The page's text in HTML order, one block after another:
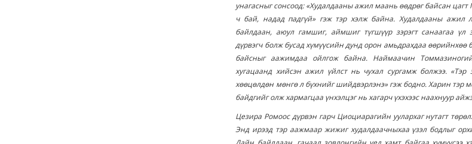
унагасныг сонсоод: «Худалдааны ажил маань өөдрөг байсан
ч бай, надад падгүй» гэж тэр хэлж байна. Худалдааны ажил
байлдаан, аюул гамшиг, аймшиг түгшүүр зэрэгт санаагаа үл
дүрвэгч болж бусад хүмүүсийн дунд орон амьдрахдаа өөрийнхөө
байсныг аажимдаа ойлгож байна. Наймаачин
хугацаанд хийсэн ажил үйлст нь чухал сургамж болжээ. «Тэр
хөөцөлдөн мөнгө л бүхнийг шийдвэрлэнэ» гэж бодно. Харин тэр
байдгийг олж хармагцаа үнхэлцэг нь хагарч үхэхээс наахнуур
Цезира Ромоос дүрвэн гарч Циоциарагийн уулархаг нутагт
Энд ирээд тэр аажмаар жижиг худалдаачныхаа үзэл бодлыг